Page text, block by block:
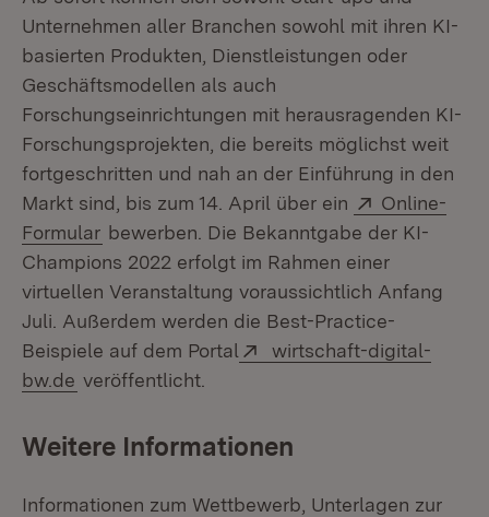
Unternehmen aller Branchen sowohl mit ihren KI-
basierten Produkten, Dienstleistungen oder
Geschäftsmodellen als auch
Forschungseinrichtungen mit herausragenden KI-
Forschungsprojekten, die bereits möglichst weit
fortgeschritten und nah an der Einführung in den
Markt sind, bis zum 14. April über ein
Extern:
Online-
Formular (Öffnet in neuem Fenster)
bewerben. Die Bekanntgabe der KI-
Champions 2022 erfolgt im Rahmen einer
virtuellen Veranstaltung voraussichtlich Anfang
Juli. Außerdem werden die Best-Practice-
Beispiele auf dem Portal
Extern:
wirtschaft-digital-
bw.de (Öffnet in neuem Fenster)
veröffentlicht.
Weitere Informationen
Informationen zum Wettbewerb, Unterlagen zur